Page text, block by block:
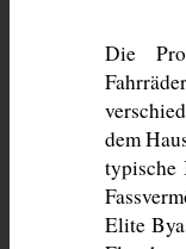
Die
dem
typische
Elite